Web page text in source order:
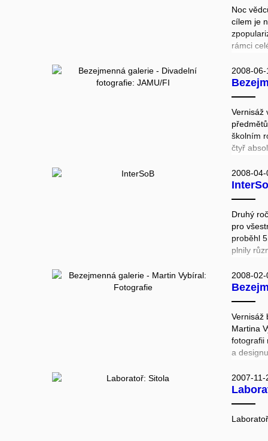
umění –
založil
Výtvarná
Noc
cílem je
rámci
V Brně
Fakulta
v Brně.
hod.
2008-06-
Vernisáž
školním
čtyř
2008-04-
Druhý
pro
proběhl
plnily
InterSoB
soutěž
možnost
do
různých
také
2008-02-
Vernisáž
Martina
fotografii
a
jako
tiskárně.
2007-11-